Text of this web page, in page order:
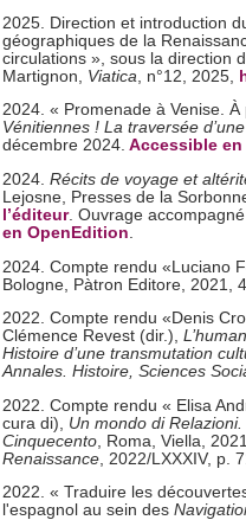
2025.
Direction et introduction
géographiques de la
circulations », sous la direction
Martignon, Viatica , n°12, 2025,
2024. « Promenade à Venise.
Vénitiennes ! La traversée
décembre 2024. Accessible
2024. Récits de voyage et
Lejosne, Presses de la
l’éditeur. Ouvrage accompagné
en OpenEdition.
2024. Compte rendu «Luciano
Bologne, Pàtron Editore, 2021,
2022. Compte rendu «Denis
Clémence Revest (dir.),
Histoire d’une transmutation
Annales. Histoire, Sciences
2022. Compte rendu « Elisa
cura di), Un mondo di
Cinquecento, Roma, Viella,
Renaissance, 2022/LXXXIV, p.
2022. « Traduire les
l'espagnol au sein des